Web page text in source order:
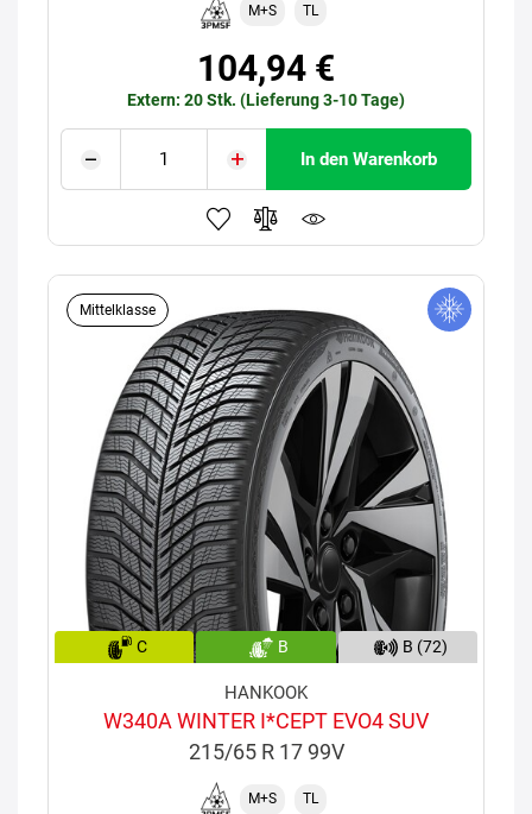
M+S TL
104,94 €
Extern: 20 Stk. (Lieferung 3-10 Tage)
In den Warenkorb
Mittelklasse
C B B (72)
HANKOOK
W340A WINTER I*CEPT EVO4 SUV
215/65 R 17 99V
M+S TL